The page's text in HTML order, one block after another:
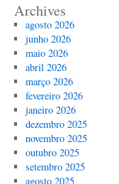
Archives
agosto 2026
junho 2026
maio 2026
abril 2026
março 2026
fevereiro 2026
janeiro 2026
dezembro 2025
novembro 2025
outubro 2025
setembro 2025
agosto 2025